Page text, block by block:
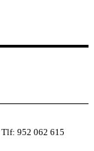
Tlf: 952 062 615